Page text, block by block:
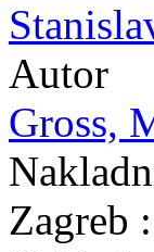
Autor
Gross,
Zagreb